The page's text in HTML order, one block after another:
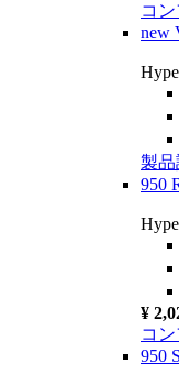
コ
new
製品
950
¥
コ
950